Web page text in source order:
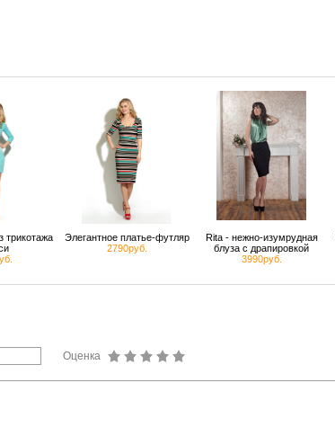
трикотажа
Элегантное платье-футляр
2790руб.
Rita - нежно-изумрудная
блуза с драпировкой
3990руб.
Оценка